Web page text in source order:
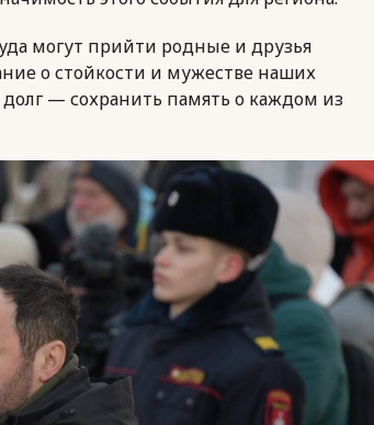
могут прийти родные и друзья
о стойкости и мужестве наших
— сохранить память о каждом из